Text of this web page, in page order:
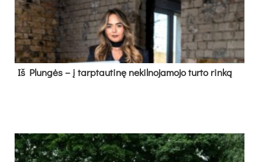
Iš Plungės – į tarptautinę nekilnojamojo turto rinką